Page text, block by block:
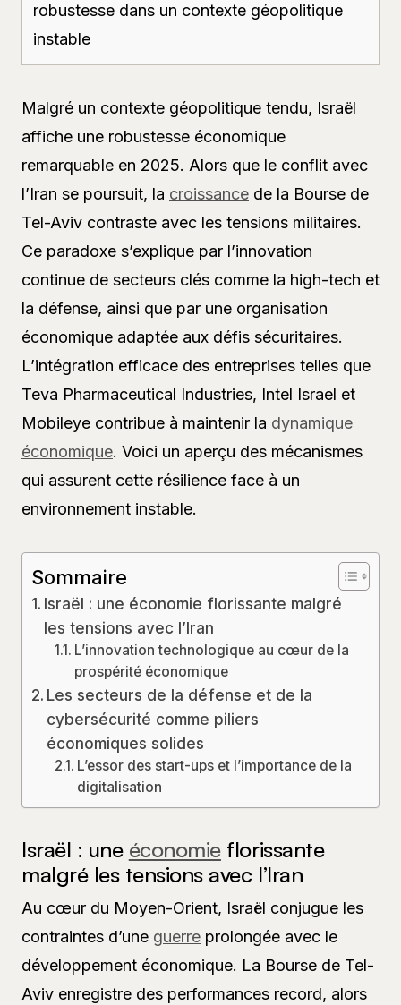
robustesse dans un contexte géopolitique
instable
Malgré un contexte géopolitique tendu, Israël
affiche une robustesse économique
remarquable en 2025. Alors que le conflit avec
l’Iran se poursuit, la croissance de la Bourse de
Tel-Aviv contraste avec les tensions militaires.
Ce paradoxe s’explique par l’innovation
continue de secteurs clés comme la high-tech et
la défense, ainsi que par une organisation
économique adaptée aux défis sécuritaires.
L’intégration efficace des entreprises telles que
Teva Pharmaceutical Industries, Intel Israel et
Mobileye contribue à maintenir la dynamique
économique. Voici un aperçu des mécanismes
qui assurent cette résilience face à un
environnement instable.
Sommaire
Israël : une économie florissante malgré
les tensions avec l’Iran
L’innovation technologique au cœur de la
prospérité économique
Les secteurs de la défense et de la
cybersécurité comme piliers
économiques solides
L’essor des start-ups et l’importance de la
digitalisation
Israël : une économieflorissante
malgré les tensions avec l’Iran
Au cœur du Moyen-Orient, Israël conjugue les
contraintes d’une guerre prolongée avec le
développement économique. La Bourse de Tel-
Aviv enregistre des performances record, alors